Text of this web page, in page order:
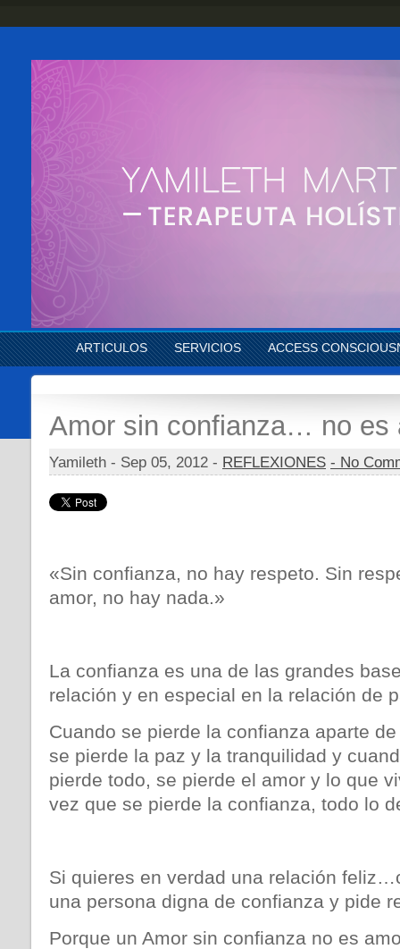
ARTICULOS SERVICIOS ACCESS
Amor sin confianza… no es
Yamileth - Sep 05, 2012 - REFLEXIONES - No
«Sin confianza, no hay respeto. Sin
amor, no hay nada.»
La confianza es una de las grandes
relación y en especial en la relación de
Cuando se pierde la confianza aparte
se pierde la paz y la tranquilidad y
pierde todo, se pierde el amor y lo que
vez que se pierde la confianza, todo lo
Si quieres en verdad una relación
una persona digna de confianza y pide
Porque un Amor sin confianza no es